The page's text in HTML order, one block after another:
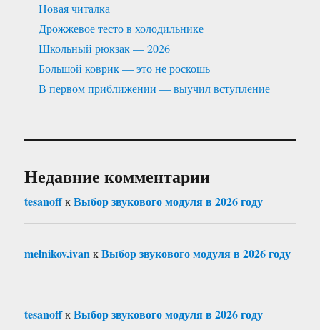
Новая читалка
Дрожжевое тесто в холодильнике
Школьный рюкзак — 2026
Большой коврик — это не роскошь
В первом приближении — выучил вступление
Недавние комментарии
tesanoffкВыбор звукового модуля в 2026 году
melnikov.ivanкВыбор звукового модуля в 2026 году
tesanoffкВыбор звукового модуля в 2026 году